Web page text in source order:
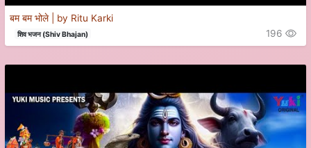
बम बम भोले | by Ritu Karki
शिव भजन (Shiv Bhajan) 196